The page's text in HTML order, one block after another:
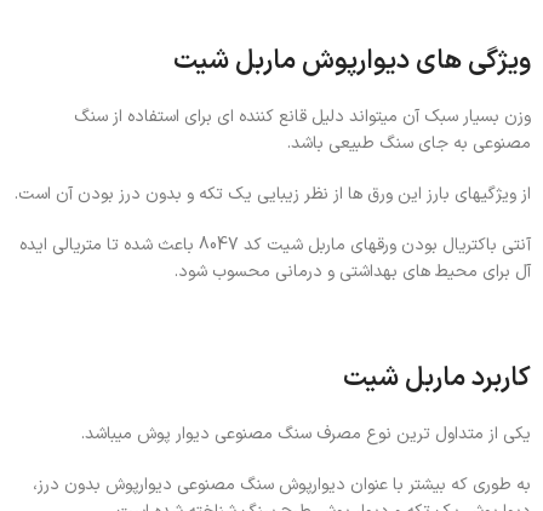
ویژگی های دیوارپوش ماربل شیت
وزن بسیار سبک آن میتواند دلیل قانع کننده ای برای استفاده از سنگ
مصنوعی به جای سنگ طبیعی باشد.
از ویژگیهای بارز این ورق ها از نظر زیبایی یک تکه و بدون درز بودن آن است.
آنتی باکتریال بودن ورقهای ماربل شیت کد 8047 باعث شده تا متریالی ایده
آل برای محیط های بهداشتی و درمانی محسوب شود.
کاربرد ماربل شیت
یکی از متداول ترین نوع مصرف سنگ مصنوعی دیوار پوش میباشد.
به طوری که بیشتر با عنوان دیوارپوش سنگ مصنوعی دیوارپوش بدون درز،